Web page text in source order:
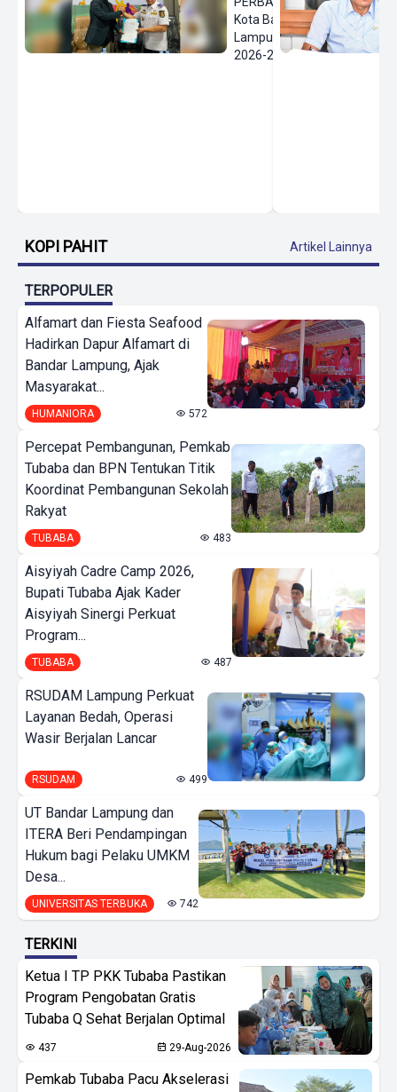
Kota Bandar
Lampung
2026-2030
KOPI PAHIT Artikel Lainnya
TERPOPULER
Alfamart dan Fiesta Seafood
Hadirkan Dapur Alfamart di
Bandar Lampung, Ajak
Masyarakat...
HUMANIORA 572
Percepat Pembangunan, Pemkab
Tubaba dan BPN Tentukan Titik
Koordinat Pembangunan Sekolah
Rakyat
TUBABA 483
Aisyiyah Cadre Camp 2026,
Bupati Tubaba Ajak Kader
Aisyiyah Sinergi Perkuat
Program...
TUBABA 487
RSUDAM Lampung Perkuat
Layanan Bedah, Operasi
Wasir Berjalan Lancar
RSUDAM 499
UT Bandar Lampung dan
ITERA Beri Pendampingan
Hukum bagi Pelaku UMKM
Desa...
UNIVERSITAS TERBUKA 742
TERKINI
Ketua I TP PKK Tubaba Pastikan
Program Pengobatan Gratis
Tubaba Q Sehat Berjalan Optimal
437 29-Aug-2026
Pemkab Tubaba Pacu Akselerasi